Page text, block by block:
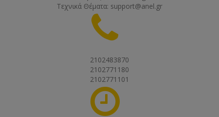
Τεχνικά Θέματα: support@anel.gr
2102483870
2102771180
2102771101